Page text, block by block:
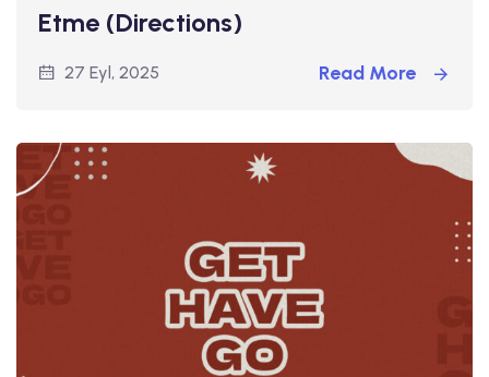
Etme (Directions)
27 Eyl, 2025 Read More